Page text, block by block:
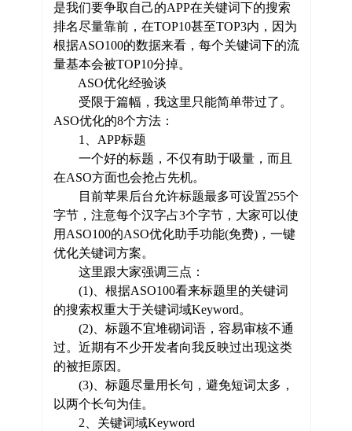
是我们要争取自己的APP在关键词下的搜索
排名尽量靠前，在TOP10甚至TOP3内，因为
根据ASO100的数据来看，每个关键词下的流
量基本会被TOP10分掉。
ASO优化经验谈
受限于篇幅，我这里只能简单带过了。
ASO优化的8个方法：
1、APP标题
一个好的标题，不仅有助于吸量，而且
在ASO方面也会抢占先机。
目前苹果后台允许标题最多可设置255个
字节，注意每个汉字占3个字节，大家可以使
用ASO100的ASO优化助手功能(免费)，一键
优化关键词方案。
这里跟大家强调三点：
(1)、根据ASO100看来标题里的关键词
的搜索权重大于关键词域Keyword。
(2)、标题不宜堆砌词语，容易审核不通
过。近期有不少开发者向我反映过出现这类
的被拒原因。
(3)、标题尽量用长句，避免短词太多，
以两个长句为佳。
2、关键词域Keyword